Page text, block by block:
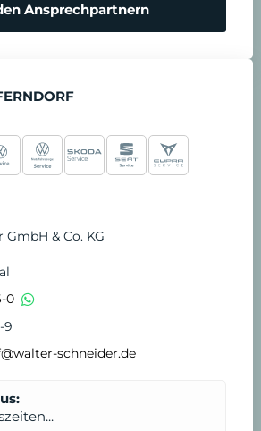
Ansprechpartnern
& Co. KG
0
9
schneider.de